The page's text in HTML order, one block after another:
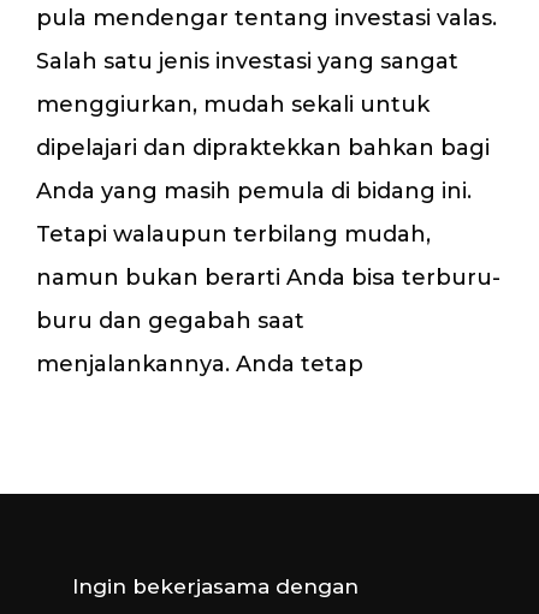
pula mendengar tentang investasi valas.
Salah satu jenis investasi yang sangat
menggiurkan, mudah sekali untuk
dipelajari dan dipraktekkan bahkan bagi
Anda yang masih pemula di bidang ini.
Tetapi walaupun terbilang mudah,
namun bukan berarti Anda bisa terburu-
buru dan gegabah saat
menjalankannya. Anda tetap
Ingin bekerjasama dengan